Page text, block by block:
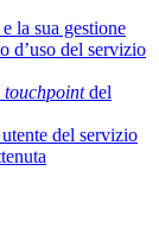
la sua gestione
d’uso del servizio
touchpointdel
del servizio